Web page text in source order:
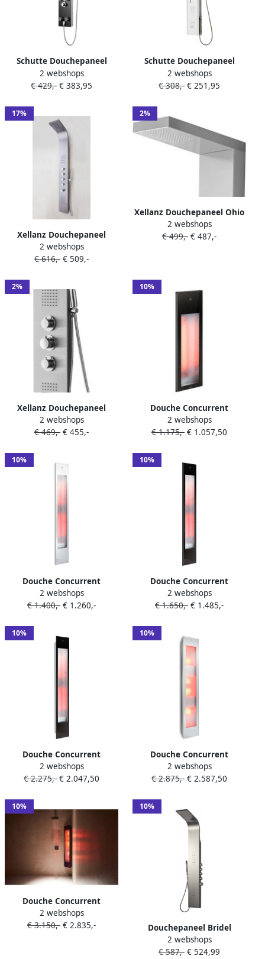
Schutte Douchepaneel
Schütte Lanzarote
Thermostatische
Massagesproeiers Zwart
2 webshops
€ 429,- € 383,95
Schutte Douchepaneel
Schütte Tahiti met
Douchemengkraan en Twee
2 webshops
€ 308,- € 251,95
17%
Xellanz Douchepaneel
Huron | Opbouw | 165x20
cm | Thermostaatkraan | 5-
2 webshops
€ 616,- € 509,-
2%
Xellanz Douchepaneel Ohio
| Opbouw | 158x20 cm |
Thermostaatkraan | 6-
2 webshops
€ 499,- € 487,-
2%
Xellanz Douchepaneel
Ontario | Opbouw | 150x22
cm | Thermostaatkraan | 3-
2 webshops
€ 469,- € 455,-
10%
Douche Concurrent
Sunshower Pure Black
Infrarood Inbouwapparaat
1250watt Aluminium
2 webshops
€ 1.175,- € 1.057,50
10%
Douche Concurrent
Sunshower Pure White XL
Infrarood Inbouwapparaat
2000watt Aluminium
2 webshops
€ 1.400,- € 1.260,-
10%
Douche Concurrent
Sunshower Pure Black XL
Infrarood Inbouwapparaat
2000watt Aluminium
2 webshops
€ 1.650,- € 1.485,-
10%
Douche Concurrent
Sunshower Solo Black
Infrarood Opbouwapparaat
1500watt Aluminium
2 webshops
€ 2.275,- € 2.047,50
10%
Douche Concurrent
Sunshower Combi White UV
en Infrarood
29x144x22.8cm Full Body
2000watt Aluminium
2 webshops
€ 2.875,- € 2.587,50
10%
Douche Concurrent
Sunshower Combi Black UV
en Infrarood
2 webshops
€ 3.150,- € 2.835,-
10%
Douchepaneel Bridel
165x22x6.5cm RVS
Thermostaatkraan
2 webshops
€ 587,- € 524,99